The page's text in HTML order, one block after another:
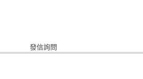
發信詢問